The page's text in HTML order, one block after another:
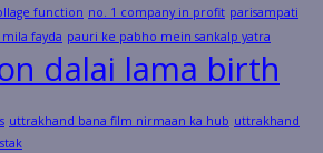
function no. 1 company in profit parisampati
fayda pauri ke pabho mein sankalp yatra
dalai lama birth
uttrakhand bana film nirmaan ka hub uttrakhand